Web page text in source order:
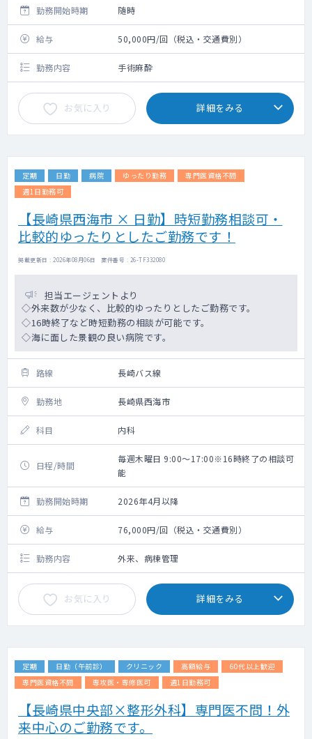
勤務開始時期
随時
給与 50,000円/回（税込・交通費別）
勤務内容 手術麻酔
お気に入り 詳細をみる
定期 日勤 病院 ゆったり勤務
専門医資格不問
週1日勤務可
【長崎県西海市 × 日勤】時短勤務相談可・
比較的ゆったりとしたご勤務です！
掲載更新日 : 2026年08月06日 案件番号 : 26-TF332080
担当エージェントより
◇外来数が少なく、比較的ゆったりとしたご勤務です。
◇16時終了など時短勤務の相談が可能です。
◇海に面した景観の良い病院です。
路線 長崎バス線
勤務地 長崎県西海市
科目 内科
日程/時間
毎週木曜日 9:00～17:00※16時終了の相談可
能
勤務開始時期 2026年4月以降
給与 76,000円/回（税込・交通費別）
勤務内容 外来、病棟管理
お気に入り 詳細をみる
定期 日勤（午前診） クリニック 高額給与
60代以上歓迎
専門医資格不問
専攻医・専修医可 週1日勤務可
【長崎県中央部×整形外科】専門医不問！外
来中心のご勤務です。